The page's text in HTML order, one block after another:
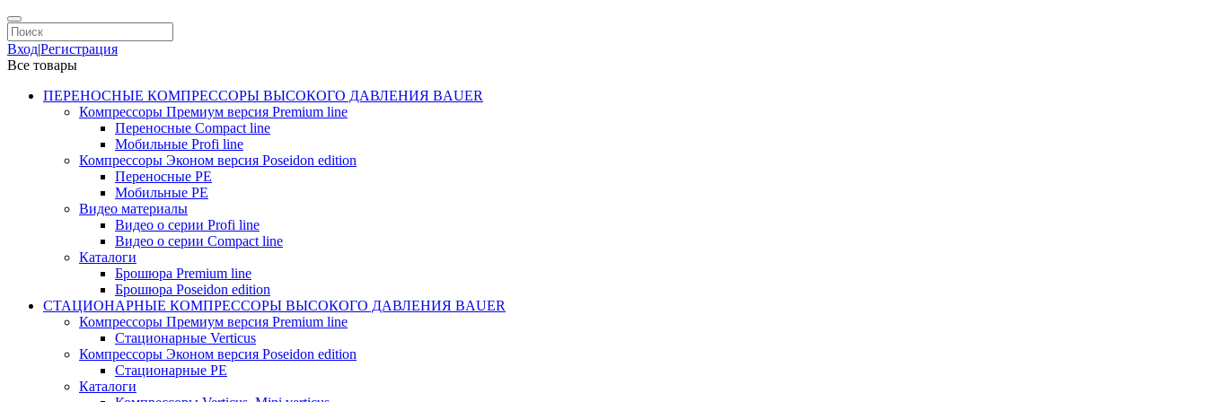
Вход|Регистрация
Все товары
ПЕРЕНОСНЫЕ КОМПРЕССОРЫ ВЫСОКОГО ДАВЛЕНИЯ BAUER
Компрессоры Премиум версия Premium line
Переносные Compact line
Мобильные Profi line
Компрессоры Эконом версия Poseidon edition
Переносные PE
Мобильные PE
Видео материалы
Видео о серии Profi line
Видео о серии Compact line
Каталоги
Брошюра Premium line
Брошюра Poseidon edition
СТАЦИОНАРНЫЕ КОМПРЕССОРЫ ВЫСОКОГО ДАВЛЕНИЯ BAUER
Компрессоры Премиум версия Premium line
Стационарные Verticus
Компрессоры Эконом версия Poseidon edition
Стационарные PE
Каталоги